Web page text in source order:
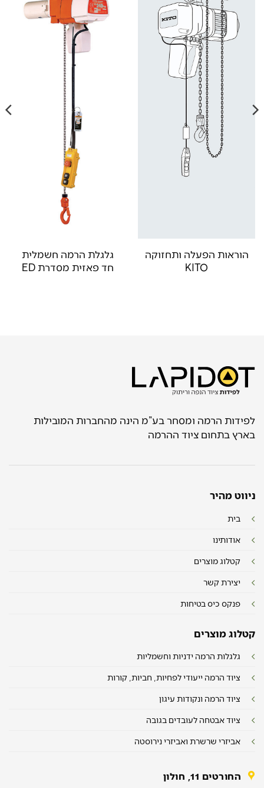
הוראות הפעלה ותחזוקה
KITO
גלגלת הרמה חשמלית
חד פאזית מסדרת ED
לפידות הרמה ומסחר בע”מ הינה מהחברות המובילות
בארץ בתחום ציוד ההרמה
ניווט מהיר
בית
אודותינו
קטלוג מוצרים
יצירת קשר
פנקס כיס בטיחות
קטלוג מוצרים
גלגלות הרמה ידניות וחשמליות
ציוד הרמה ייעודי לפחיות, חביות, קורות
ציוד הרמה ונקודות עיגון
ציוד אבטחה לעובדים בגובה
אביזרי שרשרת ואביזרי נירוסטה
החורטים 11, חולון